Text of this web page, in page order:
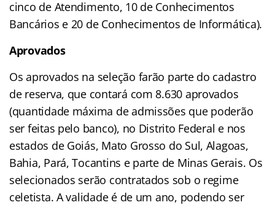
cinco de Atendimento, 10 de Conhecimentos
Bancários e 20 de Conhecimentos de Informática).
Aprovados
Os aprovados na seleção farão parte do cadastro
de reserva, que contará com 8.630 aprovados
(quantidade máxima de admissões que poderão
ser feitas pelo banco), no Distrito Federal e nos
estados de Goiás, Mato Grosso do Sul, Alagoas,
Bahia, Pará, Tocantins e parte de Minas Gerais. Os
selecionados serão contratados sob o regime
celetista. A validade é de um ano, podendo ser